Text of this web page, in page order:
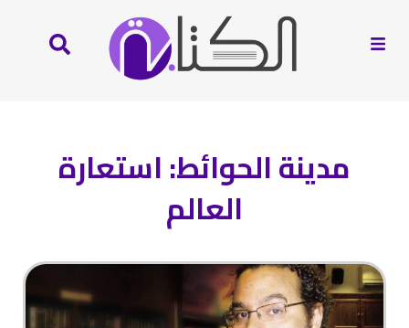
مدينة الحوائط: استعارة
العالم